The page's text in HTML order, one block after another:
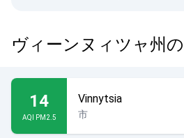
ヴィーンヌィツャ州
14
AQI PM2.5
Vinnytsia
市